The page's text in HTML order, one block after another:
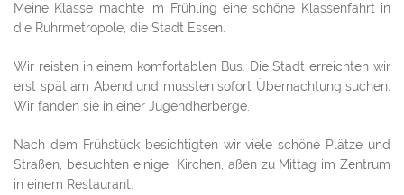
Meine Klasse machte im Frühling eine schöne Klassenfahrt in
die Ruhrmetropole, die Stadt Essen.
Wir reisten in einem komfortablen Bus. Die Stadt erreichten wir
erst spät am Abend und mussten sofort Übernachtung suchen.
Wir fanden sie in einer Jugendherberge.
Nach dem Frühstück besichtigten wir viele schöne Plätze und
Straßen, besuchten einige Kirchen, aßen zu Mittag im Zentrum
in einem Restaurant.